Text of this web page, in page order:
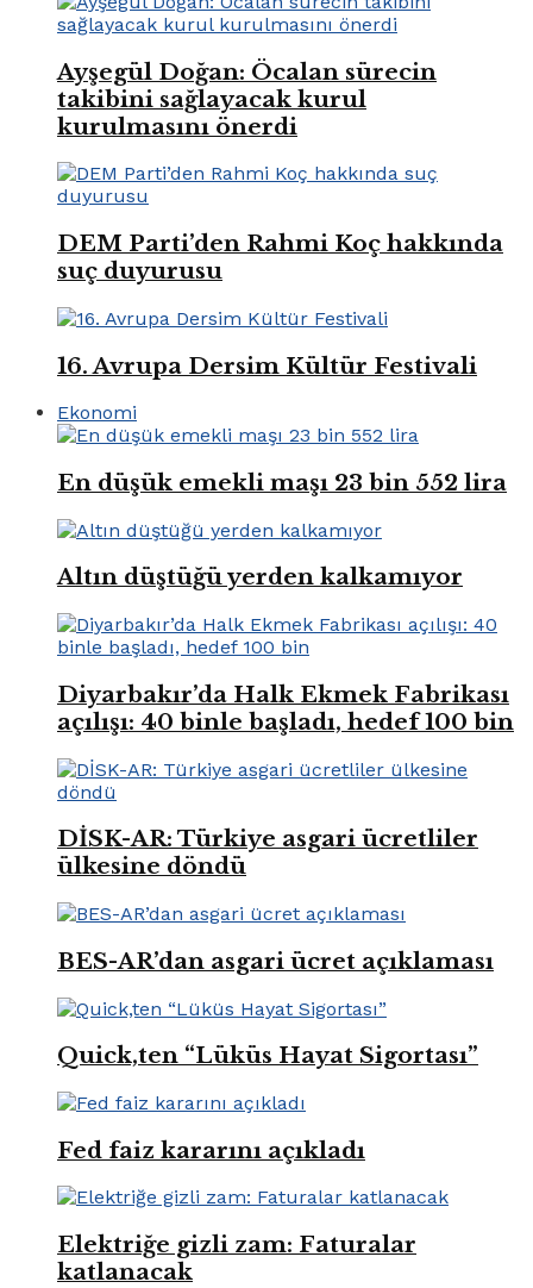
Ayşegül Doğan: Öcalan sürecin
takibini sağlayacak kurul
kurulmasını önerdi
DEM Parti’den Rahmi Koç hakkında
suç duyurusu
16. Avrupa Dersim Kültür Festivali
Ekonomi
En düşük emekli maşı 23 bin 552 lira
Altın düştüğü yerden kalkamıyor
Diyarbakır’da Halk Ekmek Fabrikası
açılışı: 40 binle başladı, hedef 100 bin
DİSK-AR: Türkiye asgari ücretliler
ülkesine döndü
BES-AR’dan asgari ücret açıklaması
Quick,ten “Lüküs Hayat Sigortası”
Fed faiz kararını açıkladı
Elektriğe gizli zam: Faturalar
katlanacak